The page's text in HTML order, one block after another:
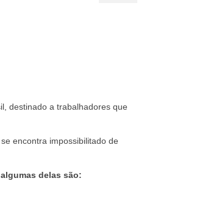
destinado a trabalhadores que
encontra impossibilitado de
delas são: